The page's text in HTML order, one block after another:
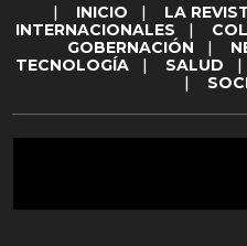
| INICIO | LA
INTERNACIONALES |
GOBERNACIÓN |
TECNOLOGÍA | SALUD
|